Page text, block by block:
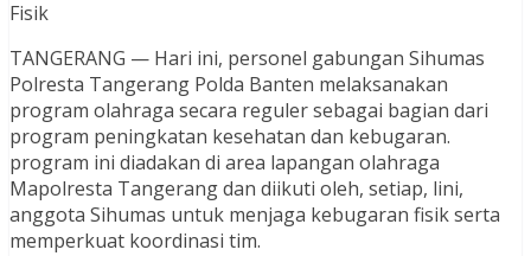
Fisik
TANGERANG — Hari ini, personel gabungan Sihumas
Polresta Tangerang Polda Banten melaksanakan
program olahraga secara reguler sebagai bagian dari
program peningkatan kesehatan dan kebugaran.
program ini diadakan di area lapangan olahraga
Mapolresta Tangerang dan diikuti oleh, setiap, lini,
anggota Sihumas untuk menjaga kebugaran fisik serta
memperkuat koordinasi tim.